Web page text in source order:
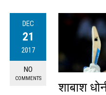
DEC
21
2017
NO
COMMENTS
शाबाश